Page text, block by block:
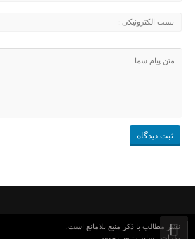
نشر مطالب با ذکر منبع بلامانع است.